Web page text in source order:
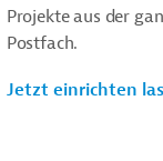
Projekte aus der
Postfach.
Jetzt einrichten